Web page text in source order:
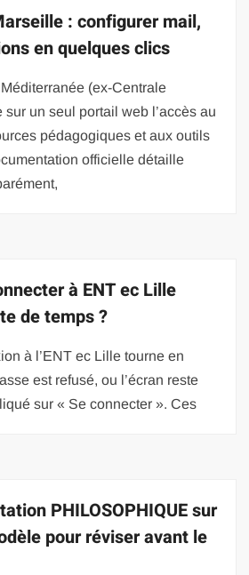
: configurer mail,
en quelques clics
(ex-Centrale
un seul portail web l’accès au
pédagogiques et aux outils
officielle détaille
à ENT ec Lille
de temps ?
à l’ENT ec Lille tourne en
est refusé, ou l’écran reste
sur « Se connecter ». Ces
PHILOSOPHIQUE sur
pour réviser avant le